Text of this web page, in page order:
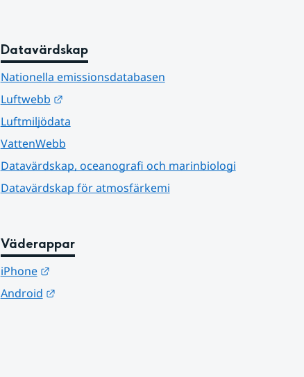
Datavärdskap
Nationella emissionsdatabasen
Luftwebb
Länk till annan webbplats.
Luftmiljödata
VattenWebb
Datavärdskap, oceanografi och marinbiologi
Datavärdskap för atmosfärkemi
Väderappar
iPhone
Länk till annan webbplats.
Android
Länk till annan webbplats.